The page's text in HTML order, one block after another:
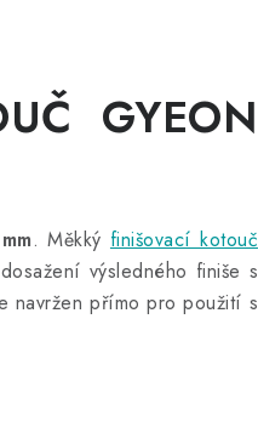
GYEON
. Měkký finišovací kotouč
výsledného finiše s
navržen přímo pro použití s